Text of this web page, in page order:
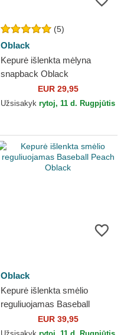
(5)
Oblack
Kepurė išlenkta mėlyna
snapback Oblack
EUR 29,95
Užsisakyk rytoj, 11 d. Rugpjūtis
Oblack
Kepurė išlenkta smėlio
reguliuojamas Baseball
Peach OblackEUR 39,95